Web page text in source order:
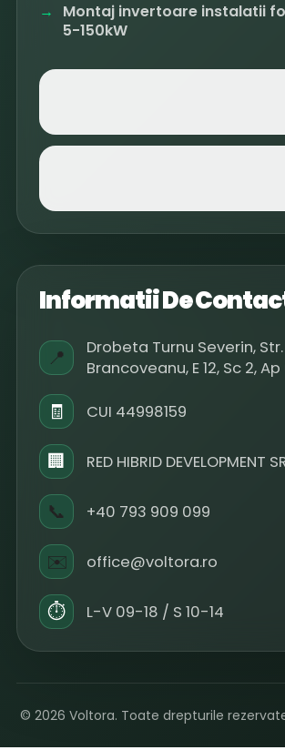
Montaj invertoare instalatii
5-150kW
Informatii De
📍
Drobeta Turnu Severin, Str.
Brancoveanu, E 12, Sc 2, Ap
🧾 CUI 44998159
🏢 RED HIBRID DEVELOPMENT
📞 +40 793 909 099
✉️ office@voltora.ro
⏱ L-V 09-18 / S 10-14
© 2026 Voltora. Toate drepturile